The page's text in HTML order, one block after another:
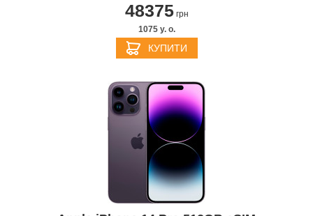
48375грн
1075 y. о.
КУПИТИ